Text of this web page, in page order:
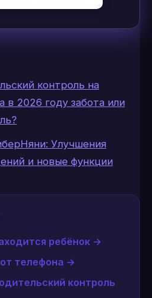
контроль на
в 2026 году забота или
Улучшения
и новые функции
ребёнок →
телефона →
контроль